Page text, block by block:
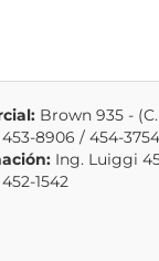
Brown 935 -
453-8906 / 454-3754
Ing. Luiggi
1542